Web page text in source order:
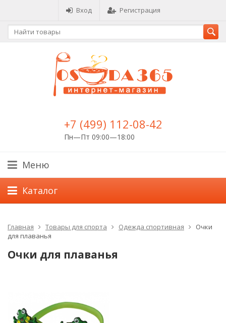
Вход Регистрация
+7 (499) 112-08-42
Пн—Пт 09:00—18:00
Меню
Каталог
Главная Товары для спорта Одежда спортивная
Очки
для плаванья
Очки для плаванья